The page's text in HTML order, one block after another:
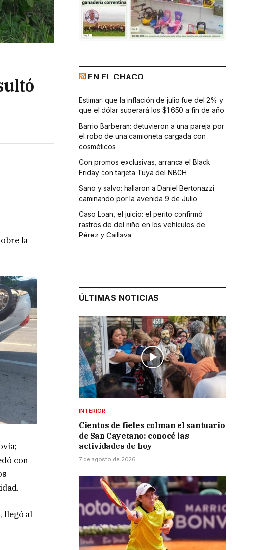
la
con
llegó al
EN EL CHACO
Estiman que la inflación de julio fue del 2% y
que el dólar superará los $1.650 a fin de año
Barrio Barberan: detuvieron a una pareja por
el robo de una camioneta cargada con
cosméticos
Con promos exclusivas, arranca el Black
Friday con tarjeta Tuya del NBCH
Sano y salvo: hallaron a Daniel Bertonazzi
caminando por la avenida 9 de Julio
Caso Loan, el juicio: el perito confirmó
rastros de del niño en los vehículos de
Pérez y Caillava
ÚLTIMAS NOTICIAS
INTERIOR
Cientos de fieles colman el santuario
de San Cayetano: conocé las
actividades de hoy
7 de agosto de 2026